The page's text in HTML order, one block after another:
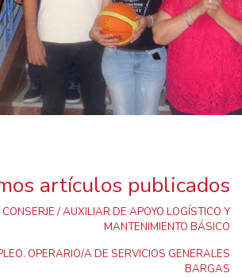
artículos publicados
/ AUXILIAR DE APOYO LOGÍSTICO Y
MANTENIMIENTO BÁSICO
OPERARIO/A DE SERVICIOS GENERALES
BARGAS